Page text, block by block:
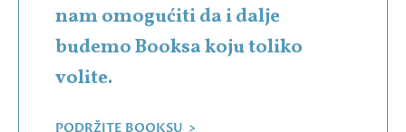
nam omogućiti da i dalje
budemo Booksa koju toliko
volite.
PODRŽITE BOOKSU >